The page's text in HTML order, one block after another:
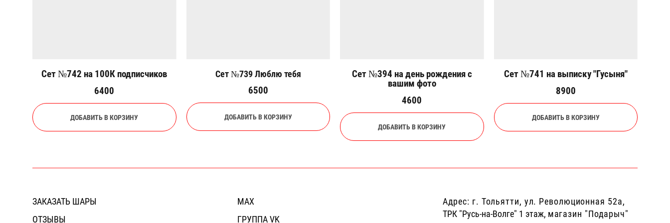
Сет №742 на 100К подписчиков
6400
ДОБАВИТЬ В КОРЗИНУ
Сет №739 Люблю тебя
6500
ДОБАВИТЬ В КОРЗИНУ
Сет №394 на день рождения с
вашим фото
4600
ДОБАВИТЬ В КОРЗИНУ
Сет №741 на выписку "Гусыня"
8900
ДОБАВИТЬ В КОРЗИНУ
ЗАКАЗАТЬ ШАРЫ
ОТЗЫВЫ
MAX
ГРУППА VK
Адрес: г. Тольятти, ул. Революционная 52а,
ТРК "Русь-на-Волге" 1 этаж, магазин "Подарыч"